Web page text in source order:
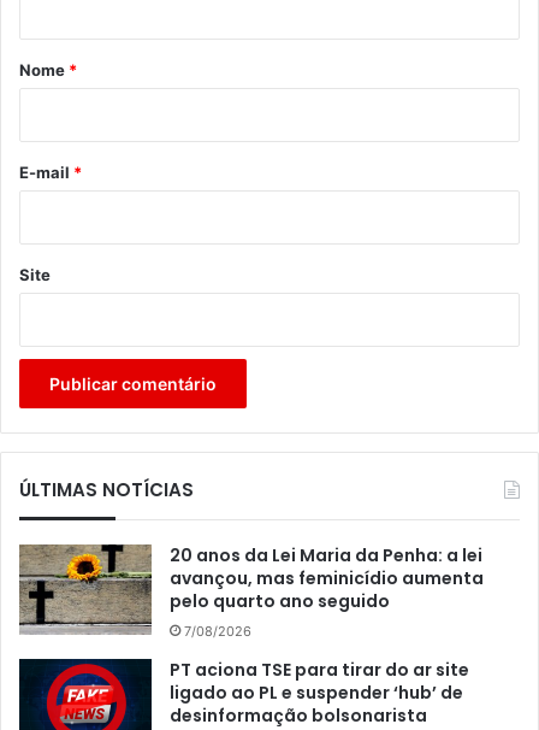
r
*
Nome *
E-mail *
Site
ÚLTIMAS NOTÍCIAS
20 anos da Lei Maria da Penha: a lei
avançou, mas feminicídio aumenta
pelo quarto ano seguido
7/08/2026
PT aciona TSE para tirar do ar site
ligado ao PL e suspender ‘hub’ de
desinformação bolsonarista